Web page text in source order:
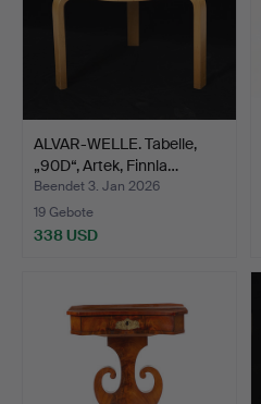
ALVAR-WELLE. Tabelle,
„90D“, Artek, Finnla…
Beendet 3. Jan 2026
19 Gebote
338 USD